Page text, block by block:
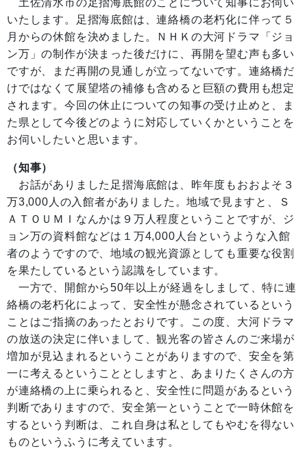
いたします。足摺海底館は、連絡橋の老朽化に伴って５
月からの休館を決めました。ＮＨＫの大河ドラマ「ジョ
ン万」の制作が決まった後だけに、再開を望む声も多い
ですが、まだ再開の見通しが立ってないです。連絡橋だ
けではなくて展望塔の補修も含めると巨額の費用も想定
されます。今回の休止についての知事の受け止めと、ま
た県として今後どのように対応していくかということを
お伺いしたいと思います。
（知事）
お話がありました足摺海底館は、昨年度もおおよそ３
万3,000人の入館者がありました。地域で見ますと、Ｓ
ＡＴＯＵＭＩなんかは９万人程度ということですが、ジ
ョン万の資料館などは１万4,000人台というような入館
者のようですので、地域の観光資源としても重要な役割
を果たしているという認識をしています。
一方で、開館から50年以上が経過をしまして、特に連
絡橋の老朽化によって、安全性が懸念されているという
ことはご指摘のあったとおりです。この度、大河ドラマ
の放送の決定に伴いまして、観光客の皆さんのご来場が
増加が見込まれるということがありますので、安全を第
一に考えるということとしますと、あまりたくさんの方
が連絡橋の上に乗られると、安全性に問題があるという
判断でありますので、安全第一ということで一時休館を
するという判断は、これ自身は私としてもやむを得ない
ものというふうに考えています。